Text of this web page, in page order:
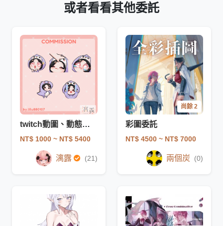
或者看看其他委託
twitch動圖、動態表情符號
NT$ 1000 ~ NT$ 5400
漓露 (21)
尚餘 2
彩圖委託
NT$ 4500 ~ NT$ 7000
兩個炭 (0)